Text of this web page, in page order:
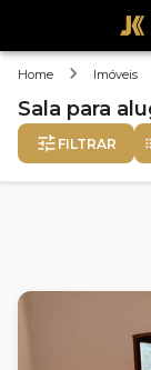
Home Imóveis
Sala para
FILTRAR